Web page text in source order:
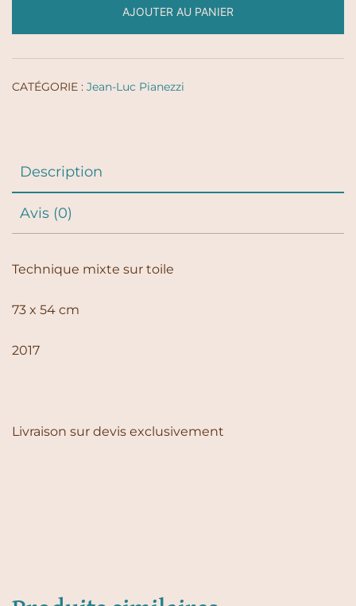
AJOUTER AU PANIER
CATÉGORIE : Jean-Luc Pianezzi
Description
Avis (0)
Technique mixte sur toile
73 x 54 cm
2017
Livraison sur devis exclusivement